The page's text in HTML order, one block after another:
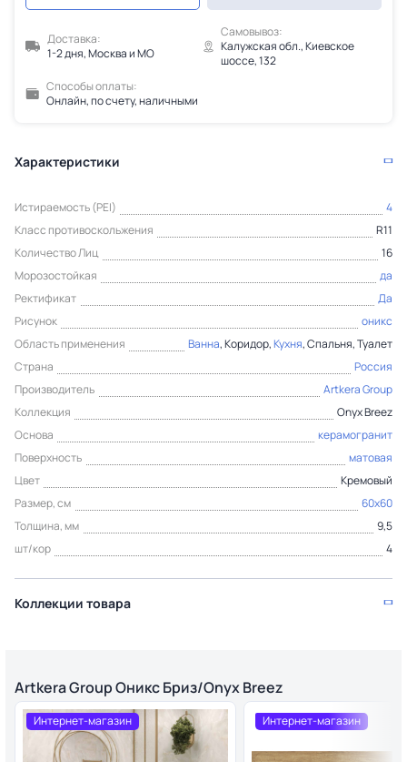
Доставка:
1-2 дня, Москва и МО
Самовывоз:
Калужская обл., Киевское
шоссе, 132
Способы оплаты:
Онлайн, по счету, наличными
Характеристики
Истираемость (PEI)
4
Класс противоскольжения
R11
Количество Лиц
16
Морозостойкая
да
Ректификат
Да
Рисунок
оникс
Область применения
Ванна, Коридор,Кухня, Спальня, Туалет
Страна
Россия
Производитель
Artkera Group
Коллекция
Onyx Breez
Основа
керамогранит
Поверхность
матовая
Цвет
Кремовый
Размер, см
60x60
Толщина, мм
9,5
шт/кор
4
Коллекции товара
Artkera Group Оникс Бриз/Onyx Breez
Интернет-магазин Интернет-магазин